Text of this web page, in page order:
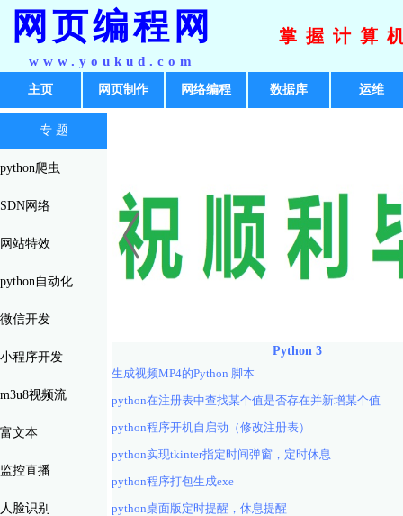
网页编程网
www.youkud.com
掌握计算
主页 网页制作 网络编程 数据库 运维
专 题
python爬虫
SDN网络
网站特效
python自动化
微信开发
小程序开发
m3u8视频流
富文本
监控直播
人脸识别
Python 3
生成视频MP4的Python 脚本
python在注册表中查找某个值是否存在并新增某个值
python程序开机自启动（修改注册表）
python实现tkinter指定时间弹窗，定时休息
python程序打包生成exe
python桌面版定时提醒，休息提醒